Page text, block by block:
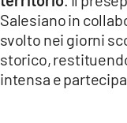
LACONAIR.IT
LACITYMAG.IT
ILREGGINO.IT
Salesiano in
svolto nei giorni
storico,
intensa e